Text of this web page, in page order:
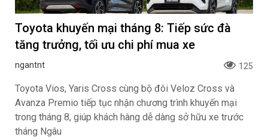
Toyota khuyến mại tháng 8: Tiếp sức đà
tăng trưởng, tối ưu chi phí mua xe
ngantnt 125
Toyota Vios, Yaris Cross cùng bộ đôi Veloz Cross và
Avanza Premio tiếp tục nhận chương trình khuyến mại
trong tháng 8, giúp khách hàng dễ dàng sở hữu xe trước
tháng Ngâu